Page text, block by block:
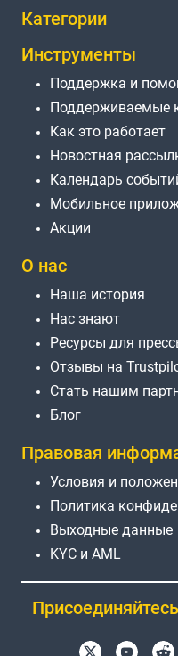
Категории
Инструменты
Поддержка и
Поддерживаемые
Как это работает
Новостная
Календарь
Мобильное
Акции
О нас
Наша история
Нас знают
Ресурсы для
Отзывы на
Стать нашим
Блог
Правовая
Условия и
Политика
Выходные данные
KYC и AML